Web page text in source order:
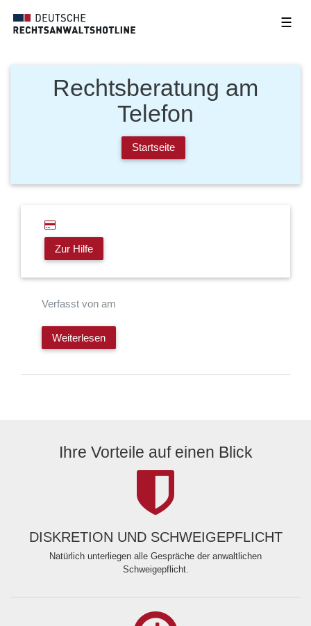
☰
Rechtsberatung am
Telefon
Startseite
Zur Hilfe
Verfasst von am
Weiterlesen
Ihre Vorteile auf einen Blick
DISKRETION UND SCHWEIGEPFLICHT
Natürlich unterliegen alle Gespräche der anwaltlichen
Schweigepflicht.